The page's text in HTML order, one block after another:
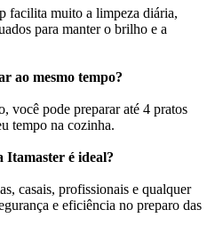
facilita muito a limpeza diária,
para manter o brilho e a
ao mesmo tempo?
você pode preparar até 4 pratos
tempo na cozinha.
é ideal?
casais, profissionais e qualquer
e eficiência no preparo das